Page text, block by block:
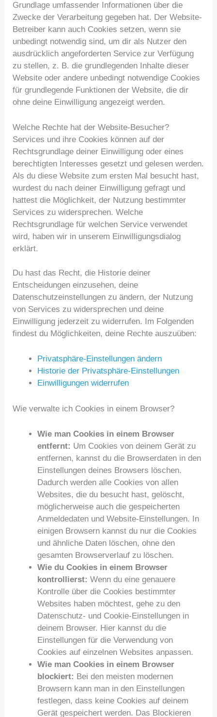
Grundlage umfassender Informationen über die
Zwecke der Verarbeitung gegeben hat. Der Website-
Betreiber kann auch Cookies setzen, wenn sie
unbedingt notwendig sind, um dir als Nutzer den
ausdrücklich angeforderten Service zur Verfügung
zu stellen, z. B. die grundlegenden Inhalte dieser
Website oder andere unbedingt notwendige Cookies
für grundlegende Funktionen der Website, die dir
ohne deine Einwilligung angezeigt werden.
Welche Rechte hat der Website-Besucher?
Services und ihre Cookies können auf der
Rechtsgrundlage deiner Einwilligung oder eines
berechtigten Interesses gesetzt und gelesen werden.
Als du diese Website zum ersten Mal besucht hast,
wurdest du nach deiner Einwilligung gefragt und
hattest die Möglichkeit, der Nutzung bestimmter
Services zu widersprechen. Welche
Rechtsgrundlage für welchen Service verwendet
wird, haben wir in unserem Einwilligungsdialog
erklärt.
Du hast das Recht, die Historie deiner
Entscheidungen einzusehen, deine
Datenschutzeinstellungen zu ändern, der Nutzung
von Services zu widersprechen und deine
Einwilligung jederzeit zu widerrufen. Im Folgenden
findest du Möglichkeiten, deine Rechte auszuüben:
Privatsphäre-Einstellungen ändern
Historie der Privatsphäre-Einstellungen
Einwilligungen widerrufen
Wie verwalte ich Cookies in einem Browser?
Wie man Cookies in einem Browser
entfernt: Um Cookies von deinem Gerät zu
entfernen, kannst du die Browserdaten in den
Einstellungen deines Browsers löschen.
Dadurch werden alle Cookies von allen
Websites, die du besucht hast, gelöscht,
möglicherweise auch die gespeicherten
Anmeldedaten und Website-Einstellungen. In
einigen Browsern kannst du nur die Cookies
und ähnliche Daten löschen, ohne den
gesamten Browserverlauf zu löschen.
Wie du Cookies in einem Browser
kontrollierst: Wenn du eine genauere
Kontrolle über die Cookies bestimmter
Websites haben möchtest, gehe zu den
Datenschutz- und Cookie-Einstellungen in
deinem Browser. Hier kannst du die
Einstellungen für die Verwendung von
Cookies auf einzelnen Websites anpassen.
Wie man Cookies in einem Browser
blockiert: Bei den meisten modernen
Browsern kann man in den Einstellungen
festlegen, dass keine Cookies auf deinem
Gerät gespeichert werden. Das Blockieren